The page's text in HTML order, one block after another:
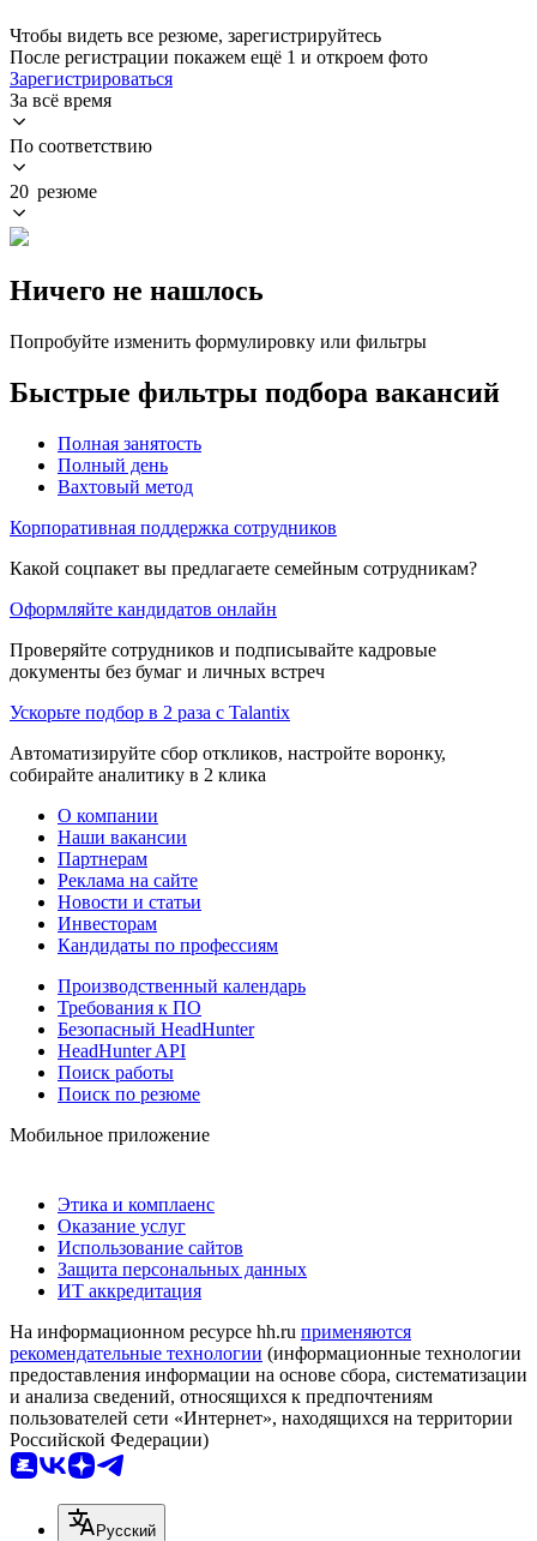
Чтобы видеть все резюме, зарегистрируйтесь
После регистрации покажем ещё 1 и откроем фото
Зарегистрироваться
За всё время
По соответствию
20 резюме
Ничего не нашлось
Попробуйте изменить формулировку или фильтры
Быстрые фильтры подбора вакансий
Полная занятость
Полный день
Вахтовый метод
Корпоративная поддержка сотрудников
Какой соцпакет вы предлагаете семейным сотрудникам?
Оформляйте кандидатов онлайн
Проверяйте сотрудников и подписывайте кадровые
документы без бумаг и личных встреч
Ускорьте подбор в 2 раза с Talantix
Автоматизируйте сбор откликов, настройте воронку,
собирайте аналитику в 2 клика
О компании
Наши вакансии
Партнерам
Реклама на сайте
Новости и статьи
Инвесторам
Кандидаты по профессиям
Производственный календарь
Требования к ПО
Безопасный HeadHunter
HeadHunter API
Поиск работы
Поиск по резюме
Мобильное приложение
Этика и комплаенс
Оказание услуг
Использование сайтов
Защита персональных данных
ИТ аккредитация
На информационном ресурсе hh.ru применяются
рекомендательные технологии (информационные технологии
предоставления информации на основе сбора, систематизации
и анализа сведений, относящихся к предпочтениям
пользователей сети «Интернет», находящихся на территории
Российской Федерации)
Русский